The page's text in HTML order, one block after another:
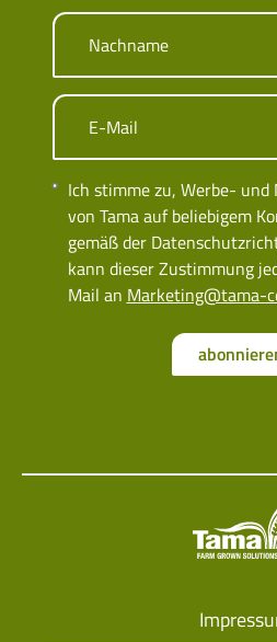
Nachname
E-Mail
Ich stimme zu, Werbe-
von Tama auf beliebigem
gemäß der
kann dieser Zustimmung
Mail an Marketing@tama-